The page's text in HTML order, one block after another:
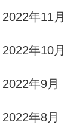
2022年11月
2022年10月
2022年9月
2022年8月